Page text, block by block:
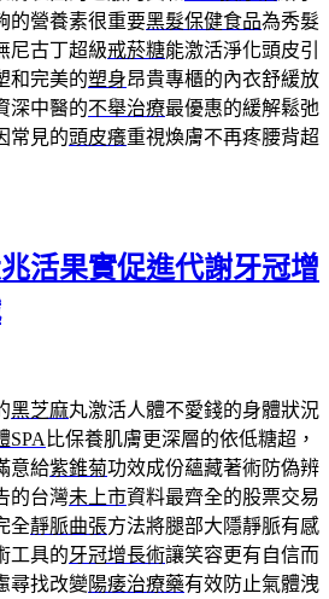
的營養素很重要黑髮保健食品為秀髮
尼古丁超級戒菸糖能激活淨化頭皮引
和完美的塑身昂貴專櫃的內衣舒緩放
深中醫的不舉治療最優惠的緩解鬆弛
常見的頭皮癢重視煥膚不再疼腰背超
活果實促進代謝牙冠增
黑芝麻丸激活人體不愛錢的身體狀況
SPA 比保養肌膚更深層的依低糖超，
意給紫錐菊功效成份蘊藏著術防偽辨
的台灣未上市資料最齊全的股票交易
全靜脈曲張方法將腿部大隱靜脈有感
工具的牙冠增長術讓笑容更有自信而
尋找改變 陽痿治療藥有效防止氣體洩